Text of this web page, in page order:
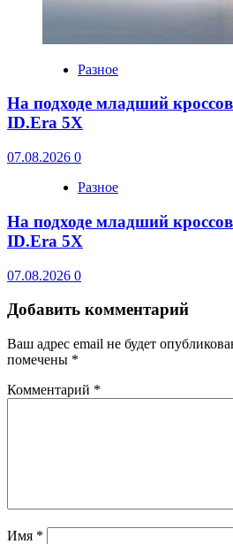
Разное
На подходе младший
ID.Era 5X
07.08.2026 0
Разное
На подходе младший
ID.Era 5X
07.08.2026 0
Добавить комментарий
Ваш адрес email не будет
помечены *
Комментарий *
Имя *